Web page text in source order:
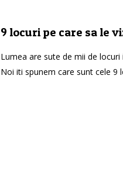
9 locuri pe care sa le
Lumea are sute de mii de
Noi iti spunem care sunt cele 9